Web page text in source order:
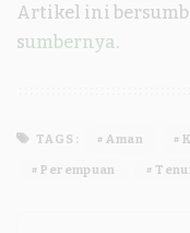
Artikel ini
sumbernya.
TAGS: Aman
Perempuan